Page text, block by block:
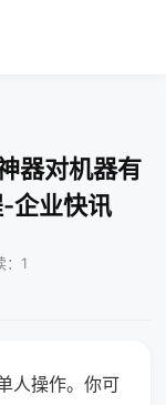
器对机器有
企业快讯
：1
人操作。你可